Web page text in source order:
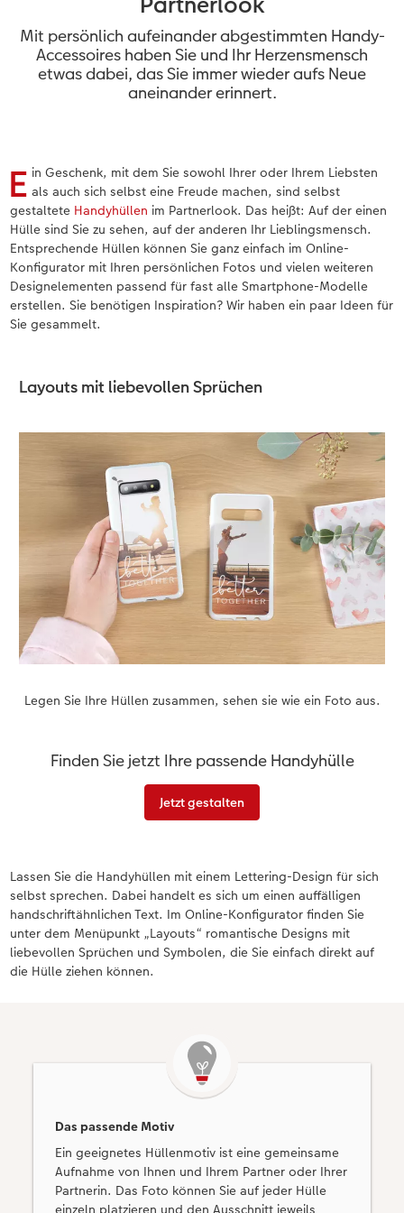
Jahrbuch gestalten
CEWE FOTOBUCH Kids
Panoramaseite
Designvorlagen
Foto-Kochbuch
Kundenbeispiele
Webinare
Gestaltungsideen
Inspiration
Neuheiten
Bilderboxen
Premium Poster
Fotosticker
Scan-Service
CEWE myPhotos
Neuheiten
Extras
Photo Streetmap Poster
Acrylglas
Alu-Dibond
Hartschaum
Gallery Print
hexxas
Willkommensschild
Mehrteiler
Neuheiten
Extras
Dankeskarten Kommunion
Dankeskarten
Urlaubsgrüße
Papierqualitäten
Klappkarten
Fotokarten
Postkarten
Einzelkarten
CEWE myPhotos
Neuheiten
Textilien
Schule & Büro
Foto-Geschenkbox
Handyhüllen
Faber-Castell
Haustierwelt
Geschenkideen
CEWE Geschenkgutschein
Neuheiten
Wandkalender mit Design
NEU: Wandkalender Fineline
Kalender-Kundenbeispiele
Extras
CEWE myPhotos
Max Case
Smartflip
PopGrip
CEWE myPhotos
Neuheiten
nachhaltiger Schenken
Danke sagen
Liebe schenken
Inspiration
Kundenbeispiele
App
Mit persönlich aufeinander abgestimmten Handy-
Accessoires haben Sie und Ihr Herzensmensch
etwas dabei, das Sie immer wieder aufs Neue
aneinander erinnert.
E in Geschenk, mit dem Sie sowohl Ihrer oder Ihrem Liebsten
als auch sich selbst eine Freude machen, sind selbst
gestaltete Handyhüllen im Partnerlook. Das heißt: Auf der einen
Hülle sind Sie zu sehen, auf der anderen Ihr Lieblingsmensch.
Entsprechende Hüllen können Sie ganz einfach im Online-
Konfigurator mit Ihren persönlichen Fotos und vielen weiteren
Designelementen passend für fast alle Smartphone-Modelle
erstellen. Sie benötigen Inspiration? Wir haben ein paar Ideen für
Sie gesammelt.
Layouts mit liebevollen Sprüchen
Legen Sie Ihre Hüllen zusammen, sehen sie wie ein Foto aus.
Finden Sie jetzt Ihre passende Handyhülle
Jetzt gestalten
Lassen Sie die Handyhüllen mit einem Lettering-Design für sich
selbst sprechen. Dabei handelt es sich um einen auffälligen
handschriftähnlichen Text. Im Online-Konfigurator finden Sie
unter dem Menüpunkt „Layouts“ romantische Designs mit
liebevollen Sprüchen und Symbolen, die Sie einfach direkt auf
die Hülle ziehen können.
Das passende Motiv
Ein geeignetes Hüllenmotiv ist eine gemeinsame
Aufnahme von Ihnen und Ihrem Partner oder Ihrer
Partnerin. Das Foto können Sie auf jeder Hülle
einzeln platzieren und den Ausschnitt jeweils